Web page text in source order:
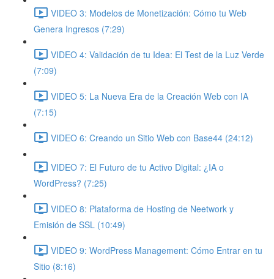
VIDEO 3: Modelos de Monetización: Cómo tu Web
Genera Ingresos (7:29)
VIDEO 4: Validación de tu Idea: El Test de la Luz Verde
(7:09)
VIDEO 5: La Nueva Era de la Creación Web con IA
(7:15)
VIDEO 6: Creando un Sitio Web con Base44 (24:12)
VIDEO 7: El Futuro de tu Activo Digital: ¿IA o
WordPress? (7:25)
VIDEO 8: Plataforma de Hosting de Neetwork y
Emisión de SSL (10:49)
VIDEO 9: WordPress Management: Cómo Entrar en tu
Sitio (8:16)